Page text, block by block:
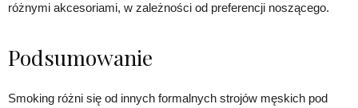
różnymi akcesoriami, w zależności od preferencji noszącego.
Podsumowanie
Smoking różni się od innych formalnych strojów męskich pod